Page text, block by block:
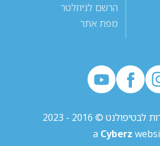
הרשם לניוזלטר
מפת אתר
© 2016 - 2023
a Cyberz